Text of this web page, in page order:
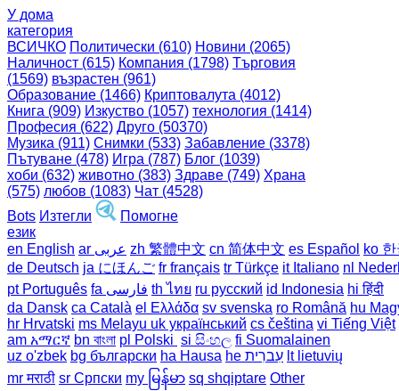
У дома
категория
ВСИЧКО Политически (610) Новини (2065)
Наличност (615) Компания (1798) Търговия
(1569) възрастен (961)
Образование (1466) Криптовалута (4012)
Книга (909) Изкуство (1057) технология (1414)
Професия (622) Друго (50370)
Музика (911) Снимки (533) Забавление (3378)
Пътуване (478) Игра (787) Блог (1039)
хоби (632) животно (383) Здраве (749) Храна
(575) любов (1083) Чат (4528)
Bots Изтегли
Помогне
език
en English
ar عربى zh 繁體中文 cn 简体中文 es Español ko
de Deutsch ja にほんご fr français tr Türkçe it Italiano nl
pt Português
th ไทย ru русский id Indonesia hi हिंदी
da Dansk‎ ca Català el Ελλάδα sv svenska ro Română hu
hr Hrvatski ms Melayu uk український‎ cs čeština‎ vi Tiếng Việt
am አማርኛ bn বাংলা pl Polski ‎ si සිංහල fi Suomalainen
uz o'zbek bg български ha Hausa‎ he עִברִית lt lietuvių
mr मराठी sr Српски my မြန်မာ sq shqiptare Other